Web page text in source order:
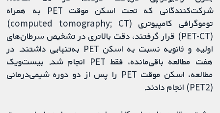
شرکت‏‌کنندگانی که تحت اسکن موقت PET به همراه
توموگرافی کامپیوتری (computed tomography; CT)
(PET-CT) قرار گرفتند، دقت بالاتری در تشخیص سرطان‌های
اولیه و ثانویه نسبت به اسکن PET به‌تنهایی داشتند. در
هفت مطالعه باقی‌مانده، فقط PET انجام شد. بیست‌ویک
مطالعه، اسکن موقت PET را پس از دو دوره شیمی‌درمانی
(PET2) انجام دادند.